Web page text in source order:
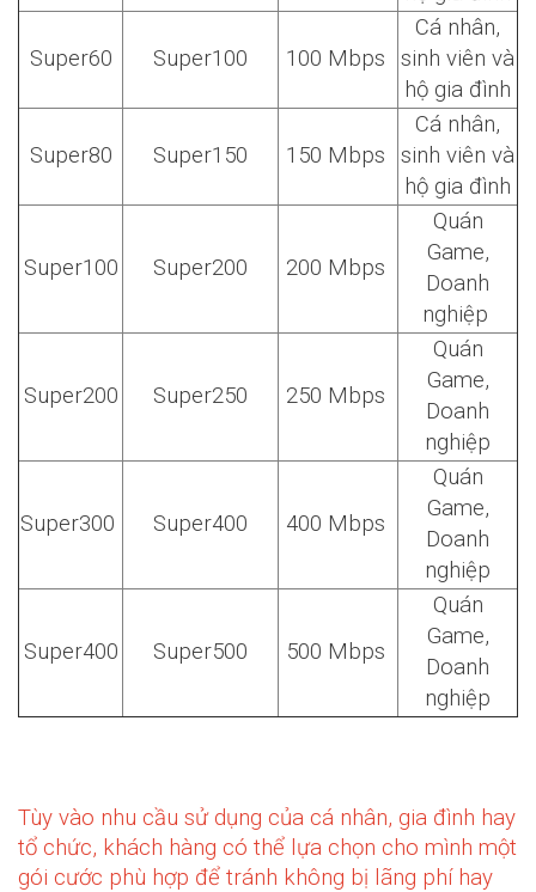
Super60 Super100 100 Mbps
Cá nhân,
sinh viên và
hộ gia đình
Super80 Super150 150 Mbps
Cá nhân,
sinh viên và
hộ gia đình
Super100 Super200 200 Mbps
Quán
Game,
Doanh
nghiệp
Super200 Super250 250 Mbps
Quán
Game,
Doanh
nghiệp
Super300 Super400 400 Mbps
Quán
Game,
Doanh
nghiệp
Super400 Super500 500 Mbps
Quán
Game,
Doanh
nghiệp
Tùy vào nhu cầu sử dụng của cá nhân, gia đình hay
tổ chức, khách hàng có thể lựa chọn cho mình một
gói cước phù hợp để tránh không bị lãng phí hay